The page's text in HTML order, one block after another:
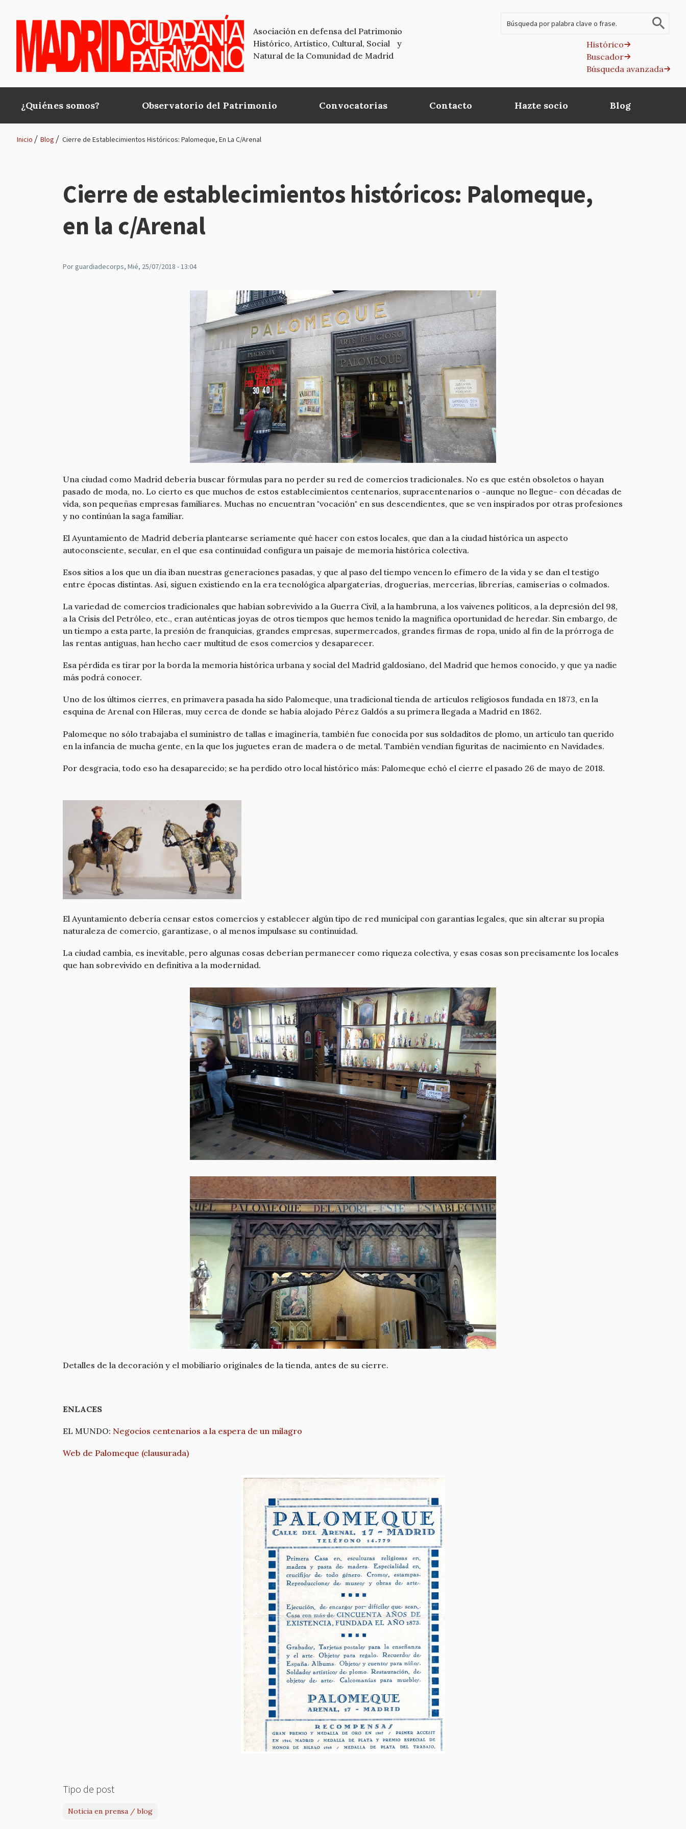
Asociación en defensa del Patrimonio
Histórico, Artístico, Cultural, Social y
Natural de la Comunidad de Madrid
Histórico
Buscador
Búsqueda avanzada
Main
navigation
¿Quiénes somos? Observatorio del Patrimonio Convocatorias Contacto Hazte socio Blog
Inicio Blog Cierre de Establecimientos Históricos: Palomeque, En La C/Arenal
Cierre de establecimientos históricos: Palomeque,
en la c/Arenal
Porguardiadecorps, Mié, 25/07/2018 - 13:04
Una ciudad como Madrid debería buscar fórmulas para no perder su red de comercios tradicionales. No es que estén obsoletos o hayan
pasado de moda, no. Lo cierto es que muchos de estos establecimientos centenarios, supracentenarios o -aunque no llegue- con décadas de
vida, son pequeñas empresas familiares. Muchas no encuentran "vocación" en sus descendientes, que se ven inspirados por otras profesiones
y no continúan la saga familiar.
El Ayuntamiento de Madrid debería plantearse seriamente qué hacer con estos locales, que dan a la ciudad histórica un aspecto
autoconsciente, secular, en el que esa continuidad configura un paisaje de memoria histórica colectiva.
Esos sitios a los que un día iban nuestras generaciones pasadas, y que al paso del tiempo vencen lo efímero de la vida y se dan el testigo
entre épocas distintas. Así, siguen existiendo en la era tecnológica alpargaterías, droguerías, mercerías, librerías, camiserías o colmados.
La variedad de comercios tradicionales que habían sobrevivido a la Guerra Civil, a la hambruna, a los vaivenes políticos, a la depresión del 98,
a la Crisis del Petróleo, etc., eran auténticas joyas de otros tiempos que hemos tenido la magnífica oportunidad de heredar. Sin embargo, de
un tiempo a esta parte, la presión de franquicias, grandes empresas, supermercados, grandes firmas de ropa, unido al fin de la prórroga de
las rentas antiguas, han hecho caer multitud de esos comercios y desaparecer.
Esa pérdida es tirar por la borda la memoria histórica urbana y social del Madrid galdosiano, del Madrid que hemos conocido, y que ya nadie
más podrá conocer.
Uno de los últimos cierres, en primavera pasada ha sido Palomeque, una tradicional tienda de artículos religiosos fundada en 1873, en la
esquina de Arenal con Hileras, muy cerca de donde se había alojado Pérez Galdós a su primera llegada a Madrid en 1862.
Palomeque no sólo trabajaba el suministro de tallas e imaginería, también fue conocida por sus soldaditos de plomo, un artículo tan querido
en la infancia de mucha gente, en la que los juguetes eran de madera o de metal. También vendían figuritas de nacimiento en Navidades.
Por desgracia, todo eso ha desaparecido; se ha perdido otro local histórico más: Palomeque echó el cierre el pasado 26 de mayo de 2018.
El Ayuntamiento debería censar estos comercios y establecer algún tipo de red municipal con garantías legales, que sin alterar su propia
naturaleza de comercio, garantizase, o al menos impulsase su continuidad.
La ciudad cambia, es inevitable, pero algunas cosas deberían permanecer como riqueza colectiva, y esas cosas son precisamente los locales
que han sobrevivido en definitiva a la modernidad.
Detalles de la decoración y el mobiliario originales de la tienda, antes de su cierre.
ENLACES
EL MUNDO: Negocios centenarios a la espera de un milagro
Web de Palomeque (clausurada)
Tipo de post
Noticia en prensa / blog